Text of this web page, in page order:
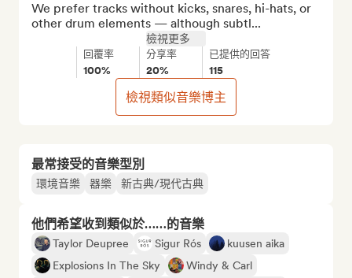
最常接受的音樂型別
環境音樂 器樂 新古典/現代古典
他們希望收到類似於……的音樂
Taylor Deupree Sigur Rós
kuusen aika
Explosions In The Sky
Windy & Carl
We prefer tracks without kicks, snares, hi-hats, or
other drum elements — although subtl...
檢視更多
回覆率
100%
分享率
20%
已提供的回答
115
檢視類似音樂博主